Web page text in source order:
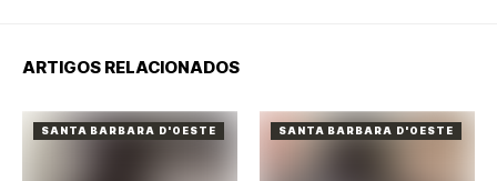
ARTIGOS RELACIONADOS
SANTA BARBARA D'OESTE SANTA BARBARA D'OESTE